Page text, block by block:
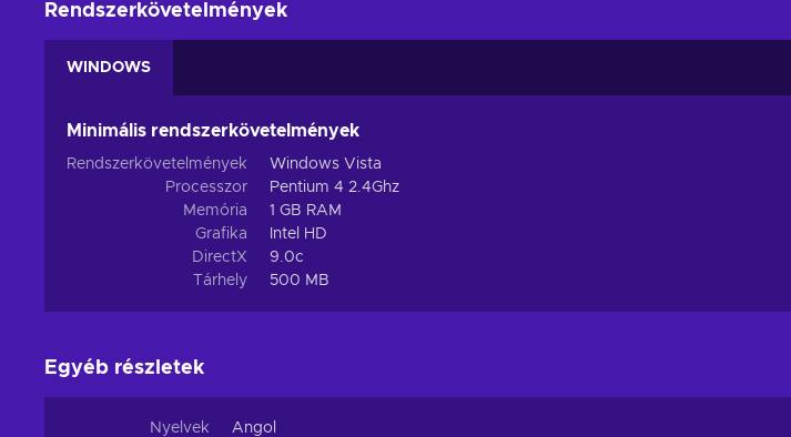
Rendszerkövetelmények
WINDOWS
Minimális rendszerkövetelmények
Rendszerkövetelmények
Windows Vista
Processzor
Pentium 4 2.4Ghz
Memória
1 GB RAM
Grafika
Intel HD
DirectX
9.0c
Tárhely
500 MB
Egyéb részletek
Nyelvek Angol